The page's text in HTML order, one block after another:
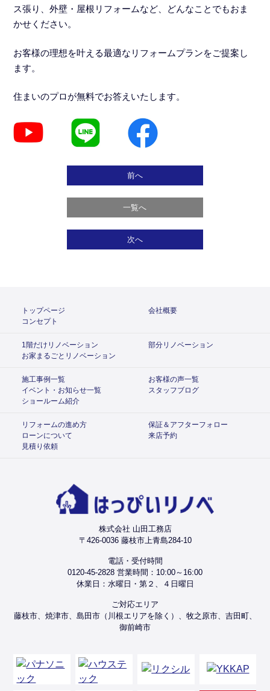
ス張り、外壁・屋根リフォームなど、どんなことでもおま
かせください。
お客様の理想を叶える最適なリフォームプランをご提案し
ます。
住まいのプロが無料でお答えいたします。
前へ
一覧へ
次へ
トップページ
会社概要
コンセプト
1階だけリノベーション
部分リノベーション
お家まるごとリノベーション
施工事例一覧
お客様の声一覧
イベント・お知らせ一覧
スタッフブログ
ショールーム紹介
リフォームの進め方
保証＆アフターフォロー
ローンについて
来店予約
見積り依頼
株式会社 山田工務店
〒426-0036 藤枝市上青島284-10
電話・受付時間
0120-45-2828 営業時間：10:00～16:00
休業日：水曜日・第２、４日曜日
ご対応エリア
藤枝市、焼津市、島田市（川根エリアを除く）、牧之原市、吉田町、
御前崎市